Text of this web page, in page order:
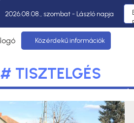
2026.08.08., szombat - László napja
Közérdekű információk
# TISZTELGÉS